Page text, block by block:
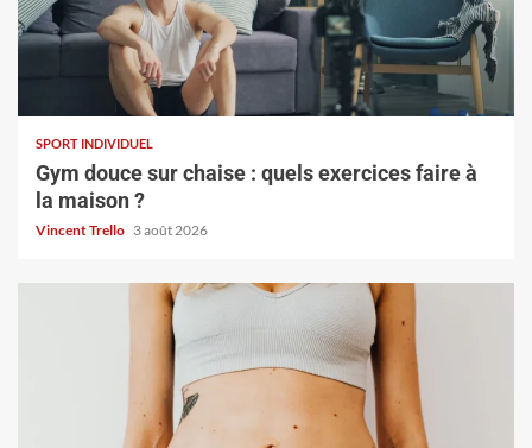
SPORT INDIVIDUEL
Gym douce sur chaise : quels exercices faire à
la maison ?
Vincent Trello 3 août 2026